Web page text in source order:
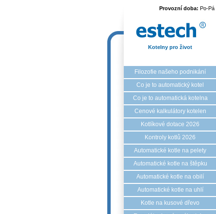
Provozní doba: Po-
Kotelny pro život
Filozofie našeho podnikání
Co je to automatický kotel
Co je to automatická kotelna
Cenové kalkulátory kotelen
Kotlíkové dotace 2026
Kontroly kotlů 2026
Automatické kotle na pelety
Automatické kotle na štěpku
Automatické kotle na obilí
Automatické kotle na uhlí
Kotle na kusové dřevo